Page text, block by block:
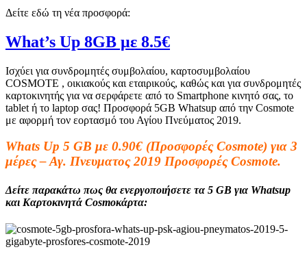
Δείτε εδώ τη νέα προσφορά:
What’s Up 8GB με 8.5€
Ισχύει για συνδρομητές συμβολαίου, καρτοσυμβολαίου
COSMOTE , οικιακούς και εταιρικούς, καθώς και για συνδρομητές
καρτοκινητής για να σερφάρετε από το Smartphone κινητό σας, το
tablet ή το laptop σας! Προσφορά 5GB Whatsup από την Cosmote
με αφορμή τον εορτασμό του Αγίου Πνεύματος 2019.
Whats Up 5 GB με 0.90€ (Προσφορές Cosmote) για 3
μέρες – Αγ. Πνευματος 2019 Προσφορές Cosmote.
Δείτε παρακάτω πως θα ενεργοποιήσετε τα 5 GB για Whatsup
και Καρτοκινητά Cosmoκάρτα: